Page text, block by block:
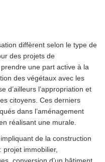
diffèrent selon le type de
des projets de
une part active à la
des végétaux avec les
d’ailleurs l’appropriation et
citoyens. Ces derniers
dans l’aménagement
réalisant une murale.
de la construction
immobilier,